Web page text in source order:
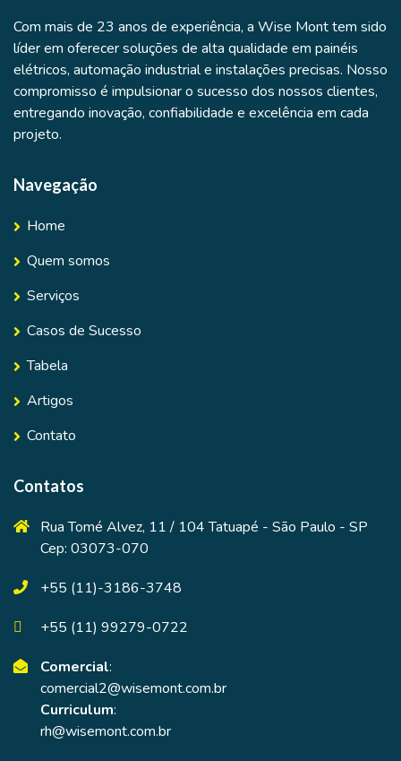
Com mais de 23 anos de experiência, a Wise Mont tem sido
líder em oferecer soluções de alta qualidade em painéis
elétricos, automação industrial e instalações precisas. Nosso
compromisso é impulsionar o sucesso dos nossos clientes,
entregando inovação, confiabilidade e excelência em cada
projeto.
Navegação
Home
Quem somos
Serviços
Casos de Sucesso
Tabela
Artigos
Contato
Contatos
Rua Tomé Alvez, 11 / 104 Tatuapé - São Paulo - SP
Cep: 03073-070
+55 (11)-3186-3748
+55 (11) 99279-0722
Comercial:
comercial2@wisemont.com.br
Curriculum:
rh@wisemont.com.br